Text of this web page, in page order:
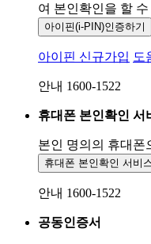
여 본인확인을 할
아이핀(i-PIN)인증하기
아이핀 신규가입 도
안내 1600-1522
휴대폰 본인확인 서
본인 명의의 휴대폰
휴대폰 본인확인 서비
안내 1600-1522
공동인증서